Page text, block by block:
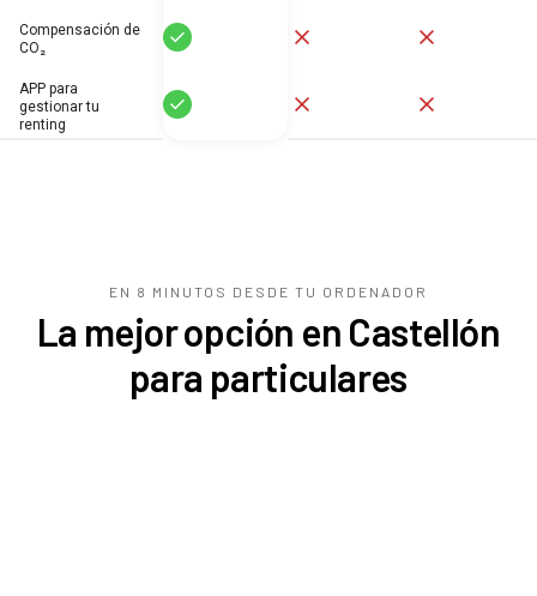
Compensación de
CO₂
Sí
APP para
gestionar tu
renting
Sí
EN 8 MINUTOS DESDE TU ORDENADOR
La mejor opción en Castellón
para particulares